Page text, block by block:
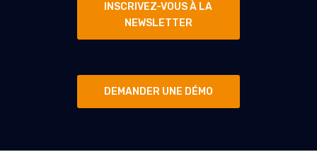
INSCRIVEZ-VOUS À LA
NEWSLETTER
DEMANDER UNE DÉMO